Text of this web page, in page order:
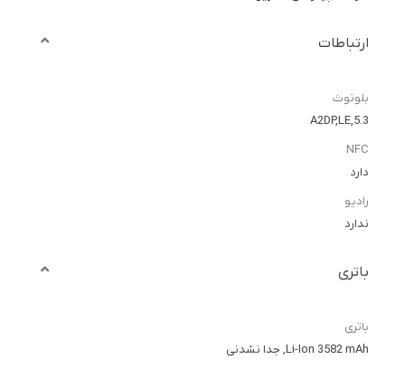
ارتباطات
بلوتوث
5.3,A2DP,LE
NFC
دارد
رادیو
ندارد
باتری
باتری
Li-Ion 3582 mAh, جدا نشدنی